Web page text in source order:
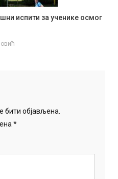
испити за ученике осмог
објављена.
*